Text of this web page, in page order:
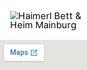
Inhalt
springen